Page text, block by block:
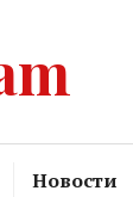
Новости